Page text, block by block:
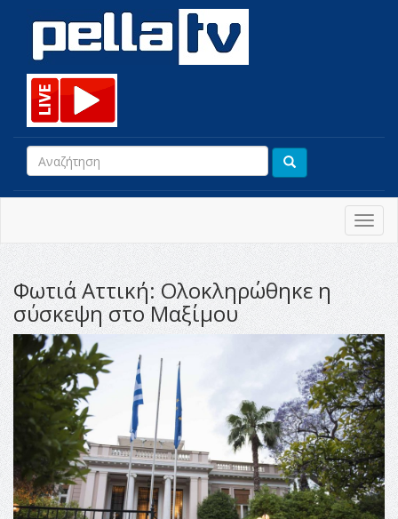
Φωτιά Αττική: Ολοκληρώθηκε η
σύσκεψη στο Μαξίμου